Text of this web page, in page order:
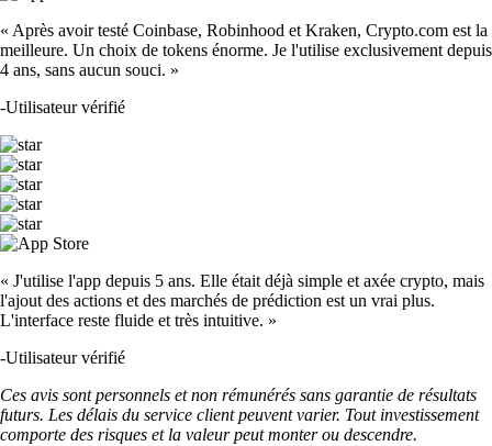
« Après avoir testé Coinbase, Robinhood et Kraken, Crypto.com est la
meilleure. Un choix de tokens énorme. Je l'utilise exclusivement depuis
4 ans, sans aucun souci. »
-Utilisateur vérifié
« J'utilise l'app depuis 5 ans. Elle était déjà simple et axée crypto, mais
l'ajout des actions et des marchés de prédiction est un vrai plus.
L'interface reste fluide et très intuitive. »
-Utilisateur vérifié
Ces avis sont personnels et non rémunérés sans garantie de résultats
futurs. Les délais du service client peuvent varier. Tout investissement
comporte des risques et la valeur peut monter ou descendre.